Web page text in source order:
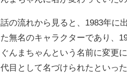
話の流れから見ると、1983年に
た無名のキャラクターであり、
ぐんまちゃんという名前に変更
代目として名づけられたといっ